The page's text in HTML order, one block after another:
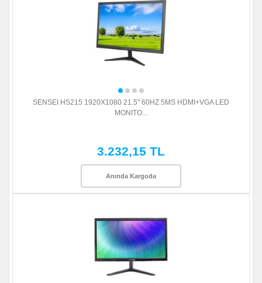
SENSEI HS215 1920X1080 21.5" 60HZ 5MS HDMI+VGA LED
MONITO...
3.232,15 TL
Anında Kargoda